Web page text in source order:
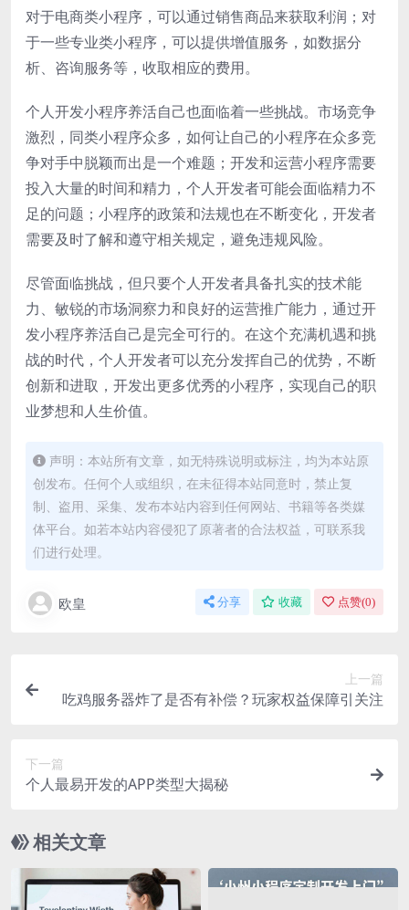
对于电商类小程序，可以通过销售商品来获取利润；对
于一些专业类小程序，可以提供增值服务，如数据分
析、咨询服务等，收取相应的费用。
个人开发小程序养活自己也面临着一些挑战。市场竞争
激烈，同类小程序众多，如何让自己的小程序在众多竞
争对手中脱颖而出是一个难题；开发和运营小程序需要
投入大量的时间和精力，个人开发者可能会面临精力不
足的问题；小程序的政策和法规也在不断变化，开发者
需要及时了解和遵守相关规定，避免违规风险。
尽管面临挑战，但只要个人开发者具备扎实的技术能
力、敏锐的市场洞察力和良好的运营推广能力，通过开
发小程序养活自己是完全可行的。在这个充满机遇和挑
战的时代，个人开发者可以充分发挥自己的优势，不断
创新和进取，开发出更多优秀的小程序，实现自己的职
业梦想和人生价值。
声明：本站所有文章，如无特殊说明或标注，均为本站原
创发布。任何个人或组织，在未征得本站同意时，禁止复
制、盗用、采集、发布本站内容到任何网站、书籍等各类媒
体平台。如若本站内容侵犯了原著者的合法权益，可联系我
们进行处理。
欧皇 分享 收藏 点赞(0)
上一篇
吃鸡服务器炸了是否有补偿？玩家权益保障引关注
下一篇
个人最易开发的APP类型大揭秘
相关文章